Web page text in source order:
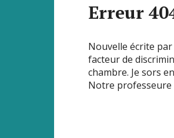
Erreur
Nouvelle écrite par
facteur de
chambre. Je sors
Notre professeure